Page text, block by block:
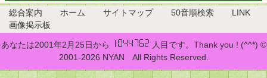
総合案内 ホーム サイトマップ 50音順検索
LINK
画像掲示板
あなたは2001年2月25日から
人目です。Thank you ! (^^*) ©
2001-2026 NYAN All Rights Reserved.